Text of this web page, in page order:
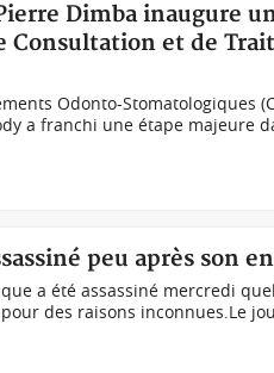
Dimba inaugure
Consultation et de
Odonto-Stomatologiques
a franchi une étape majeure
peu après son
a été assassiné mercredi
des raisons inconnues.Le